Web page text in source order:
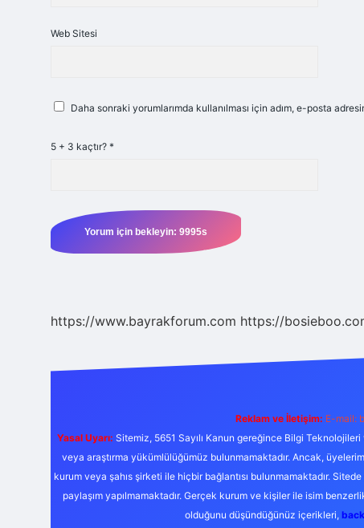
Web Sitesi
Daha sonraki yorumlarımda kullanılması için adım, e-posta
5 + 3 kaçtır? *
https://www.bayrakforum.com https://
Reklam ve İletişim: E-mail:
Yasal Uyarı: Sitemiz, 5651 Sayılı Kanun gereğince Bilgi
veya araştırma yükümlülüğümüz bulunmamaktadır. Ancak,
kurum veya şahıs şirketi ile hiçbir bağlantısı bulunmamaktadır.
paylaşım yapılmamaktadır. Gerçek kurum ve kişiler ile isim
olduğunu düşündüğünüz içerikleri,